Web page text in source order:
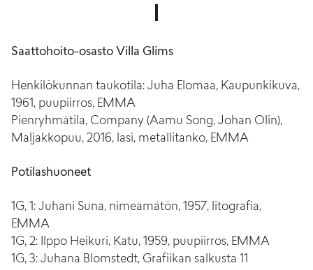
Saattohoito-osasto Villa Glims
Henkilökunnan taukotila: Juha Elomaa, Kaupunkikuva,
1961, puupiirros, EMMA
Pienryhmätila, Company (Aamu Song, Johan Olin),
Maljakkopuu, 2016, lasi, metallitanko, EMMA
Potilashuoneet
1G, 1: Juhani Suna, nimeämätön, 1957, litografia,
EMMA
1G, 2: Ilppo Heikuri, Katu, 1959, puupiirros, EMMA
1G, 3: Juhana Blomstedt, Grafiikan salkusta 11